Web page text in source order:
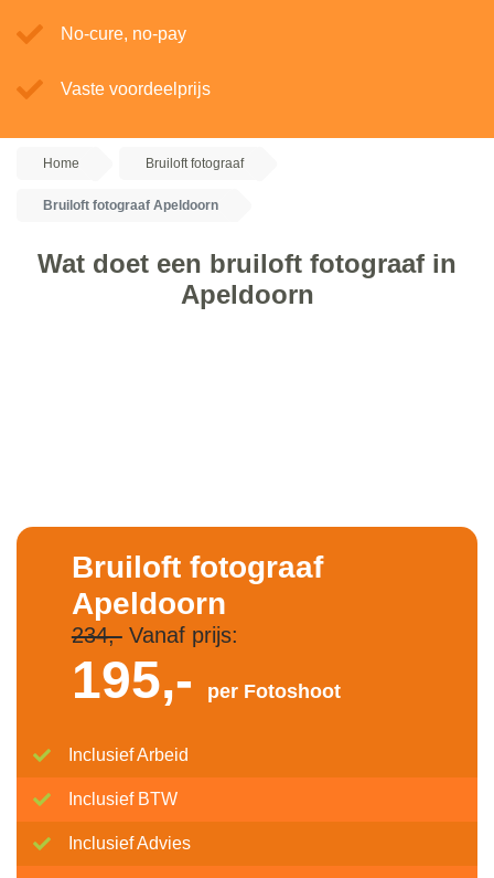
No-cure, no-pay
Vaste voordeelprijs
Home Bruiloft fotograaf
Bruiloft fotograaf Apeldoorn
Wat doet een bruiloft fotograaf in
Apeldoorn
Bruiloft fotograaf
Apeldoorn
234,-Vanaf prijs:
195,- per Fotoshoot
Inclusief Arbeid
Inclusief BTW
Inclusief Advies